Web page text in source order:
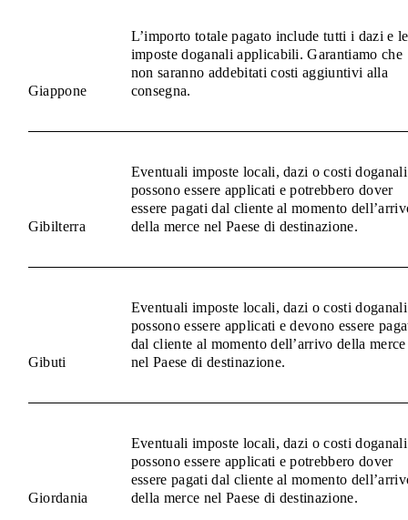
Giappone
L’importo totale pagato include tutti i dazi e le
imposte doganali applicabili. Garantiamo che
non saranno addebitati costi aggiuntivi alla
consegna.
Gibilterra
Eventuali imposte locali, dazi o costi doganali
possono essere applicati e potrebbero dover
essere pagati dal cliente al momento
della merce nel Paese di destinazione.
Gibuti
Eventuali imposte locali, dazi o costi doganali
possono essere applicati e devono essere
dal cliente al momento dell’arrivo della merce
nel Paese di destinazione.
Giordania
Eventuali imposte locali, dazi o costi doganali
possono essere applicati e potrebbero dover
essere pagati dal cliente al momento
della merce nel Paese di destinazione.